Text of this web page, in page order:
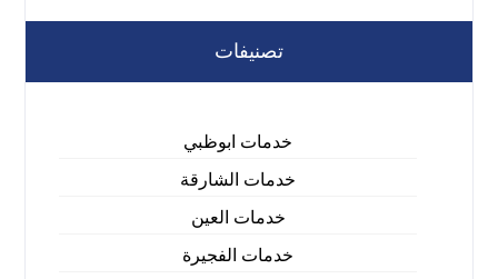
تصنيفات
خدمات ابوظبي
خدمات الشارقة
خدمات العين
خدمات الفجيرة